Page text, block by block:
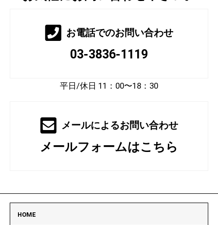
お電話でのお問い合わせ
03-3836-1119
平日/休日 11：00〜18：30
メールによるお問い合わせ
メールフォームはこちら
HOME